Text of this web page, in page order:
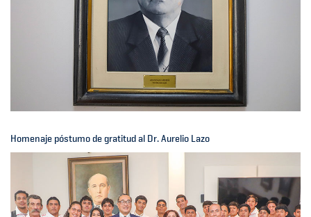
Homenaje póstumo de gratitud al Dr. Aurelio Lazo